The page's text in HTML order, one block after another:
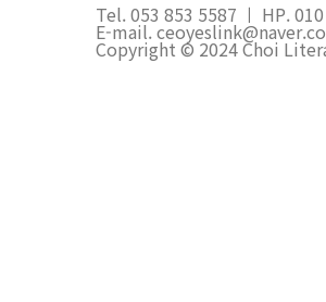
Tel. 053 853 5587 ㅣ HP.
E-mail.
Copyright © 2024 Choi